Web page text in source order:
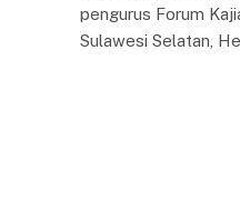
pengurus Forum
Sulawesi Selatan,